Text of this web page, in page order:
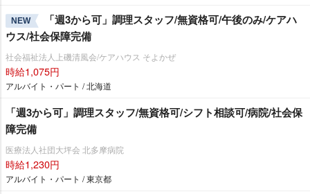
NEW
「週3から可」調理スタッフ/無資格可/午後のみ/ケアハ
ウス/社会保障完備
社会福祉法人上磯清風会/ケアハウス そよかぜ
時給1,075円
アルバイト・パート / 北海道
「週3から可」調理スタッフ/無資格可/シフト相談可/病院/社会保
障完備
医療法人社団大坪会 北多摩病院
時給1,230円
アルバイト・パート / 東京都